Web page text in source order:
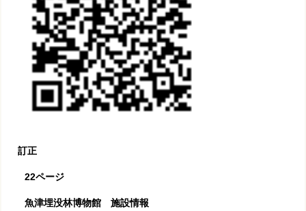
訂正
22ページ
魚津埋没林博物館 施設情報